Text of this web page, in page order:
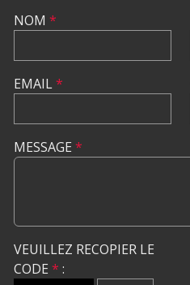
NOM *
EMAIL*
MESSAGE *
VEUILLEZ RECOPIER LE
CODE * :